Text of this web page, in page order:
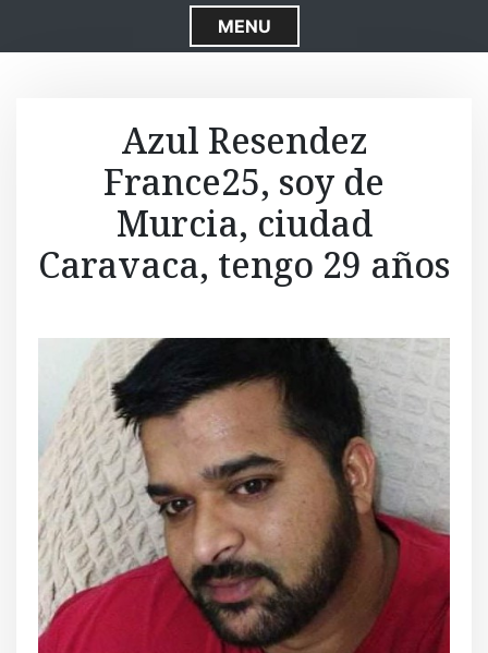
S
k
o
c
o
t
e
MENU
Azul Resendez
France25, soy de
Murcia, ciudad
Caravaca, tengo 29 años